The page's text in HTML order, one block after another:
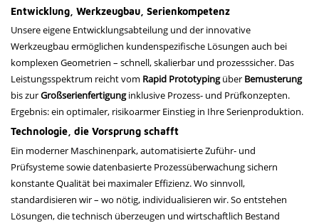
Entwicklung, Werkzeugbau, Serienkompetenz
Unsere eigene Entwicklungsabteilung und der innovative
Werkzeugbau ermöglichen kundenspezifische Lösungen auch bei
komplexen Geometrien – schnell, skalierbar und prozesssicher. Das
Leistungsspektrum reicht vom Rapid Prototypingüber Bemusterung
bis zurGroßserienfertigunginklusive Prozess- und Prüfkonzepten.
Ergebnis: ein optimaler, risikoarmer Einstieg in Ihre Serienproduktion.
Technologie, die Vorsprung schafft
Ein moderner Maschinenpark, automatisierte Zuführ- und
Prüfsysteme sowie datenbasierte Prozessüberwachung sichern
konstante Qualität bei maximaler Effizienz. Wo sinnvoll,
standardisieren wir – wo nötig, individualisieren wir. So entstehen
Lösungen, die technisch überzeugen und wirtschaftlich Bestand